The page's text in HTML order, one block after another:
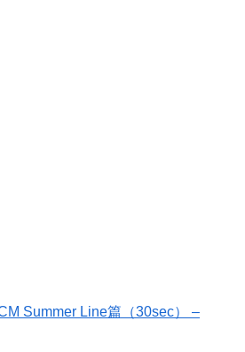
Summer Line篇（30sec） –